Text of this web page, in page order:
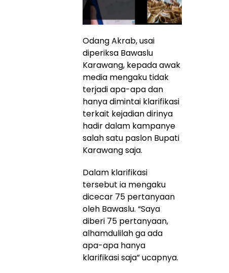
Odang Akrab, usai
diperiksa Bawaslu
Karawang, kepada awak
media mengaku tidak
terjadi apa-apa dan
hanya dimintai klarifikasi
terkait kejadian dirinya
hadir dalam kampanye
salah satu paslon Bupati
Karawang saja.
Dalam klarifikasi
tersebut ia mengaku
dicecar 75 pertanyaan
oleh Bawaslu. “Saya
diberi 75 pertanyaan,
alhamdulilah ga ada
apa-apa hanya
klarifikasi saja” ucapnya.